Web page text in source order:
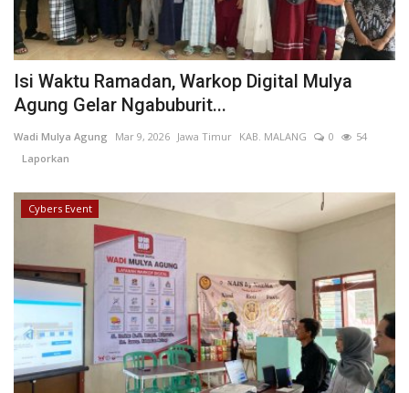
Isi Waktu Ramadan, Warkop Digital Mulya
Agung Gelar Ngabuburit...
Wadi Mulya Agung Mar 9, 2026 Jawa Timur KAB. MALANG 0
54
Laporkan
Cybers Event